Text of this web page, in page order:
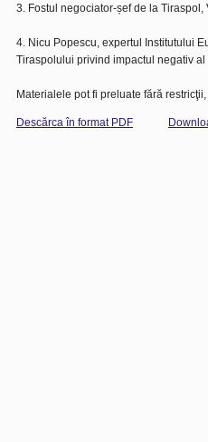
3. Fostul negociator-șef de la
4. Nicu Popescu, expertul Institutului
Tiraspolului privind impactul negativ
Materialele pot fi preluate fără
Descărca în format PDF